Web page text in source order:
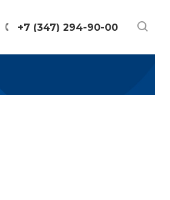
+7 (347) 294-90-00